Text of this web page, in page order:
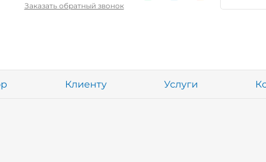
Заказать обратный звонок
Клиенту Услуги